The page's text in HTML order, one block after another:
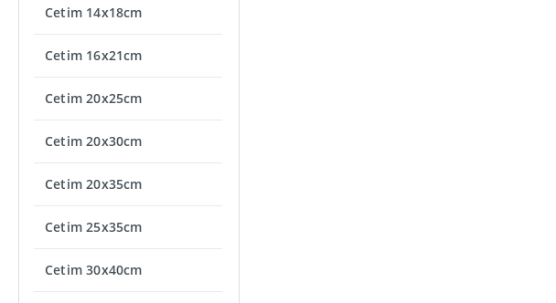
Cetim 14x18cm
Cetim 16x21cm
Cetim 20x25cm
Cetim 20x30cm
Cetim 20x35cm
Cetim 25x35cm
Cetim 30x40cm